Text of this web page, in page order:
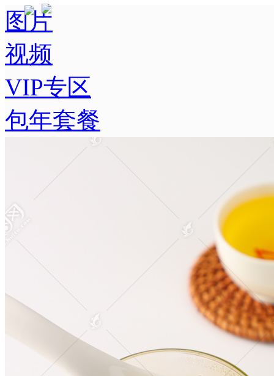
图片
视频
VIP专区
包年套餐